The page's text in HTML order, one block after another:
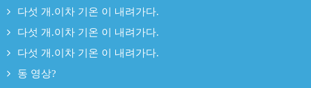
다섯 개.이차 기온 이 내려가다.
다섯 개.이차 기온 이 내려가다.
다섯 개.이차 기온 이 내려가다.
동 영상?